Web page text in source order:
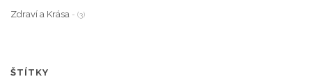
Zdraví a Krása - (3)
ŠTÍTKY